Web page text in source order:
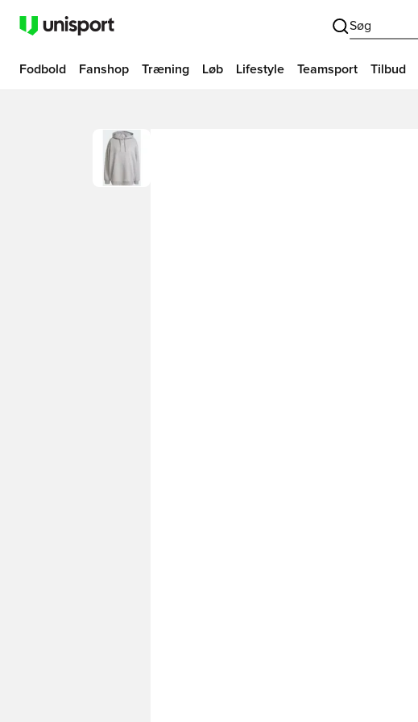
Søg
Fodbold Fanshop Træning Løb Lifestyle Teamsport Tilbud